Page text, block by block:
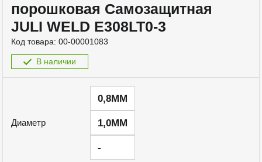
порошковая Самозащитная
JULI WELD E308LT0-3
Код товара: 00-00001083
В наличии
Диаметр
0,8ММ
1,0ММ
-